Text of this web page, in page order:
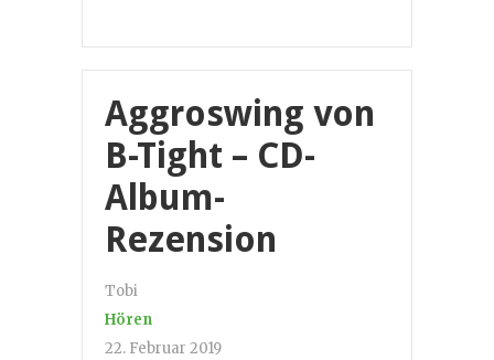
Aggroswing von
B-Tight – CD-
Album-
Rezension
Tobi
Hören
22. Februar 2019